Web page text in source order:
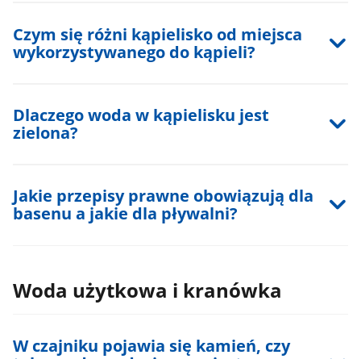
nie
posiada
Czym się różni kąpielisko od miejsca
wykorzystywanego do kąpieli?
Dlaczego woda w kąpielisku jest
zielona?
Jakie przepisy prawne obowiązują dla
basenu a jakie dla pływalni?
Woda użytkowa i kranówka
W czajniku pojawia się kamień, czy